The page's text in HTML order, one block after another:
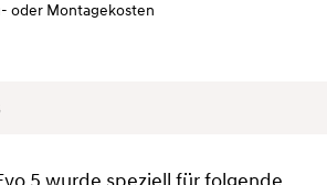
oder Montagekosten